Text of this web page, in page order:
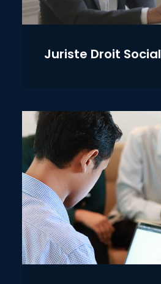
Juriste Droit Social